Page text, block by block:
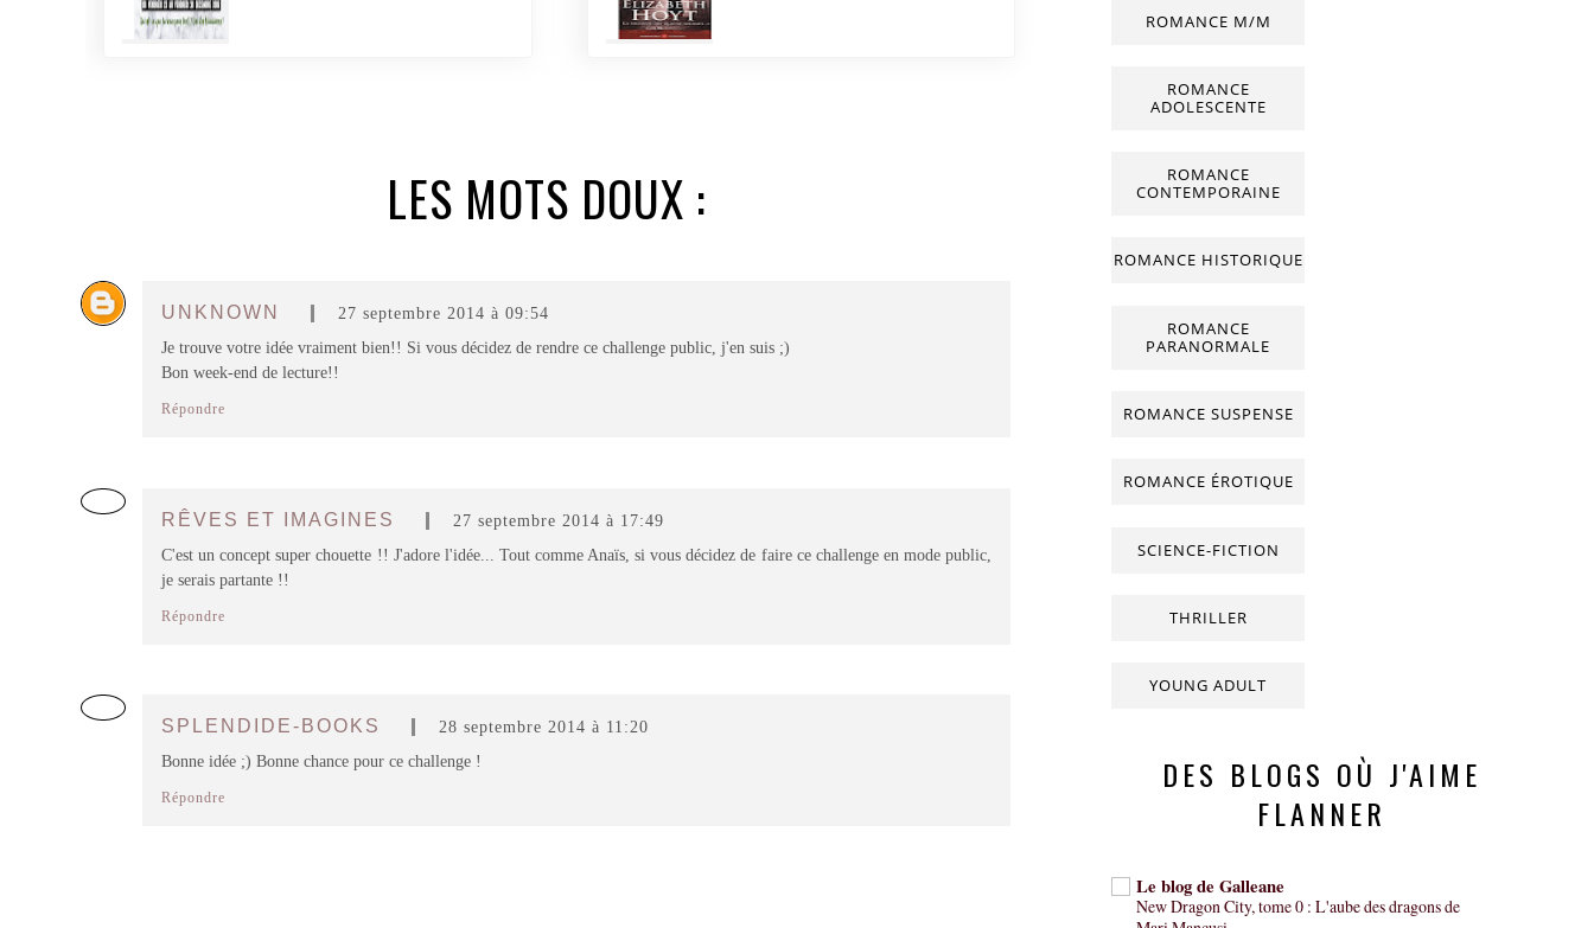
LES MOTS DOUX :
UNKNOWN
27 septembre 2014 à 09:54
Je trouve votre idée vraiment bien!! Si vous décidez de rendre ce challenge public, j'en suis ;)
Bon week-end de lecture!!
Répondre
RÊVES ET IMAGINES
27 septembre 2014 à 17:49
C'est un concept super chouette !! J'adore l'idée... Tout comme Anaïs, si vous décidez de faire ce challenge en mode public,
je serais partante !!
Répondre
SPLENDIDE-BOOKS
28 septembre 2014 à 11:20
Bonne idée ;) Bonne chance pour ce challenge !
Répondre
ROMANCE M/M
ROMANCE
ADOLESCENTE
ROMANCE
CONTEMPORAINE
ROMANCE HISTORIQUE
ROMANCE
PARANORMALE
ROMANCE SUSPENSE
ROMANCE ÉROTIQUE
SCIENCE-FICTION
THRILLER
YOUNG ADULT
DES BLOGS OÙ J'AIME
FLANNER
Le blog de Galleane
New Dragon City, tome 0 : L'aube des dragons de